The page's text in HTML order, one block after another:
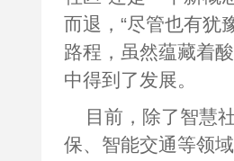
而退，“尽管也有犹
路程，虽然蕴藏着
中得到了发展。
目前，除了智慧
保、智能交通等领